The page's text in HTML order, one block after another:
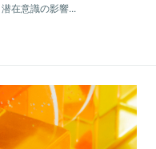
在意識の影響...